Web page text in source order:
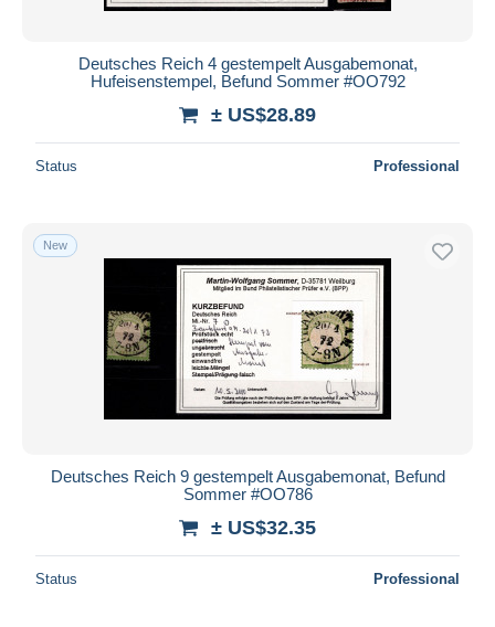
Deutsches Reich 4 gestempelt Ausgabemonat,
Hufeisenstempel, Befund Sommer #OO792
± US$28.89
Status Professional
New
Deutsches Reich 9 gestempelt Ausgabemonat, Befund
Sommer #OO786
± US$32.35
Status Professional